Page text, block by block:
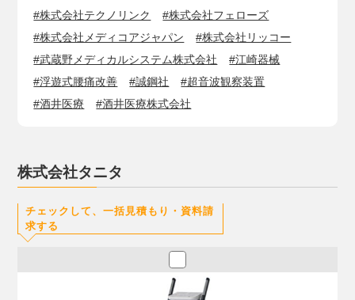
#株式会社テクノリンク
#株式会社フェローズ
#株式会社メディコアジャパン
#株式会社リッコー
#武蔵野メディカルシステム株式会社
#江崎器械
#浮遊式腰痛改善
#誠鋼社
#超音波観察装置
#酒井医療
#酒井医療株式会社
株式会社タニタ
チェックして、一括見積もり・資料請
求する